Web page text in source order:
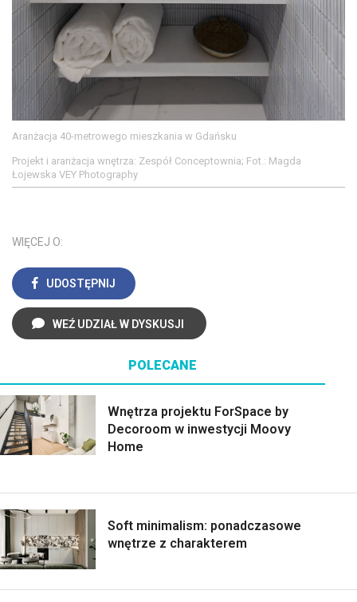
Aranżacja 40-metrowego mieszkania w Gdańsku
Projekt i aranżacja wnętrza: Zespół Conceptownia; Fot.: Magda
Łojewska VEY Photography
WIĘCEJ O:
UDOSTĘPNIJ
WEŹ UDZIAŁ W DYSKUSJI
POLECANE
Wnętrza projektu ForSpace by
Decoroom w inwestycji Moovy
Home
Soft minimalism: ponadczasowe
wnętrze z charakterem